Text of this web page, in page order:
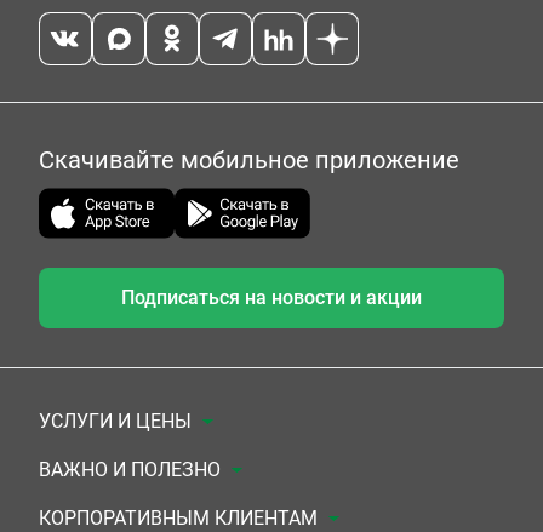
Скачивайте мобильное приложение
Подписаться на новости и акции
УСЛУГИ И ЦЕНЫ
Анализы
Комплексы
ВАЖНО И ПОЛЕЗНО
Документы для заключения договора
КОРПОРАТИВНЫМ КЛИЕНТАМ